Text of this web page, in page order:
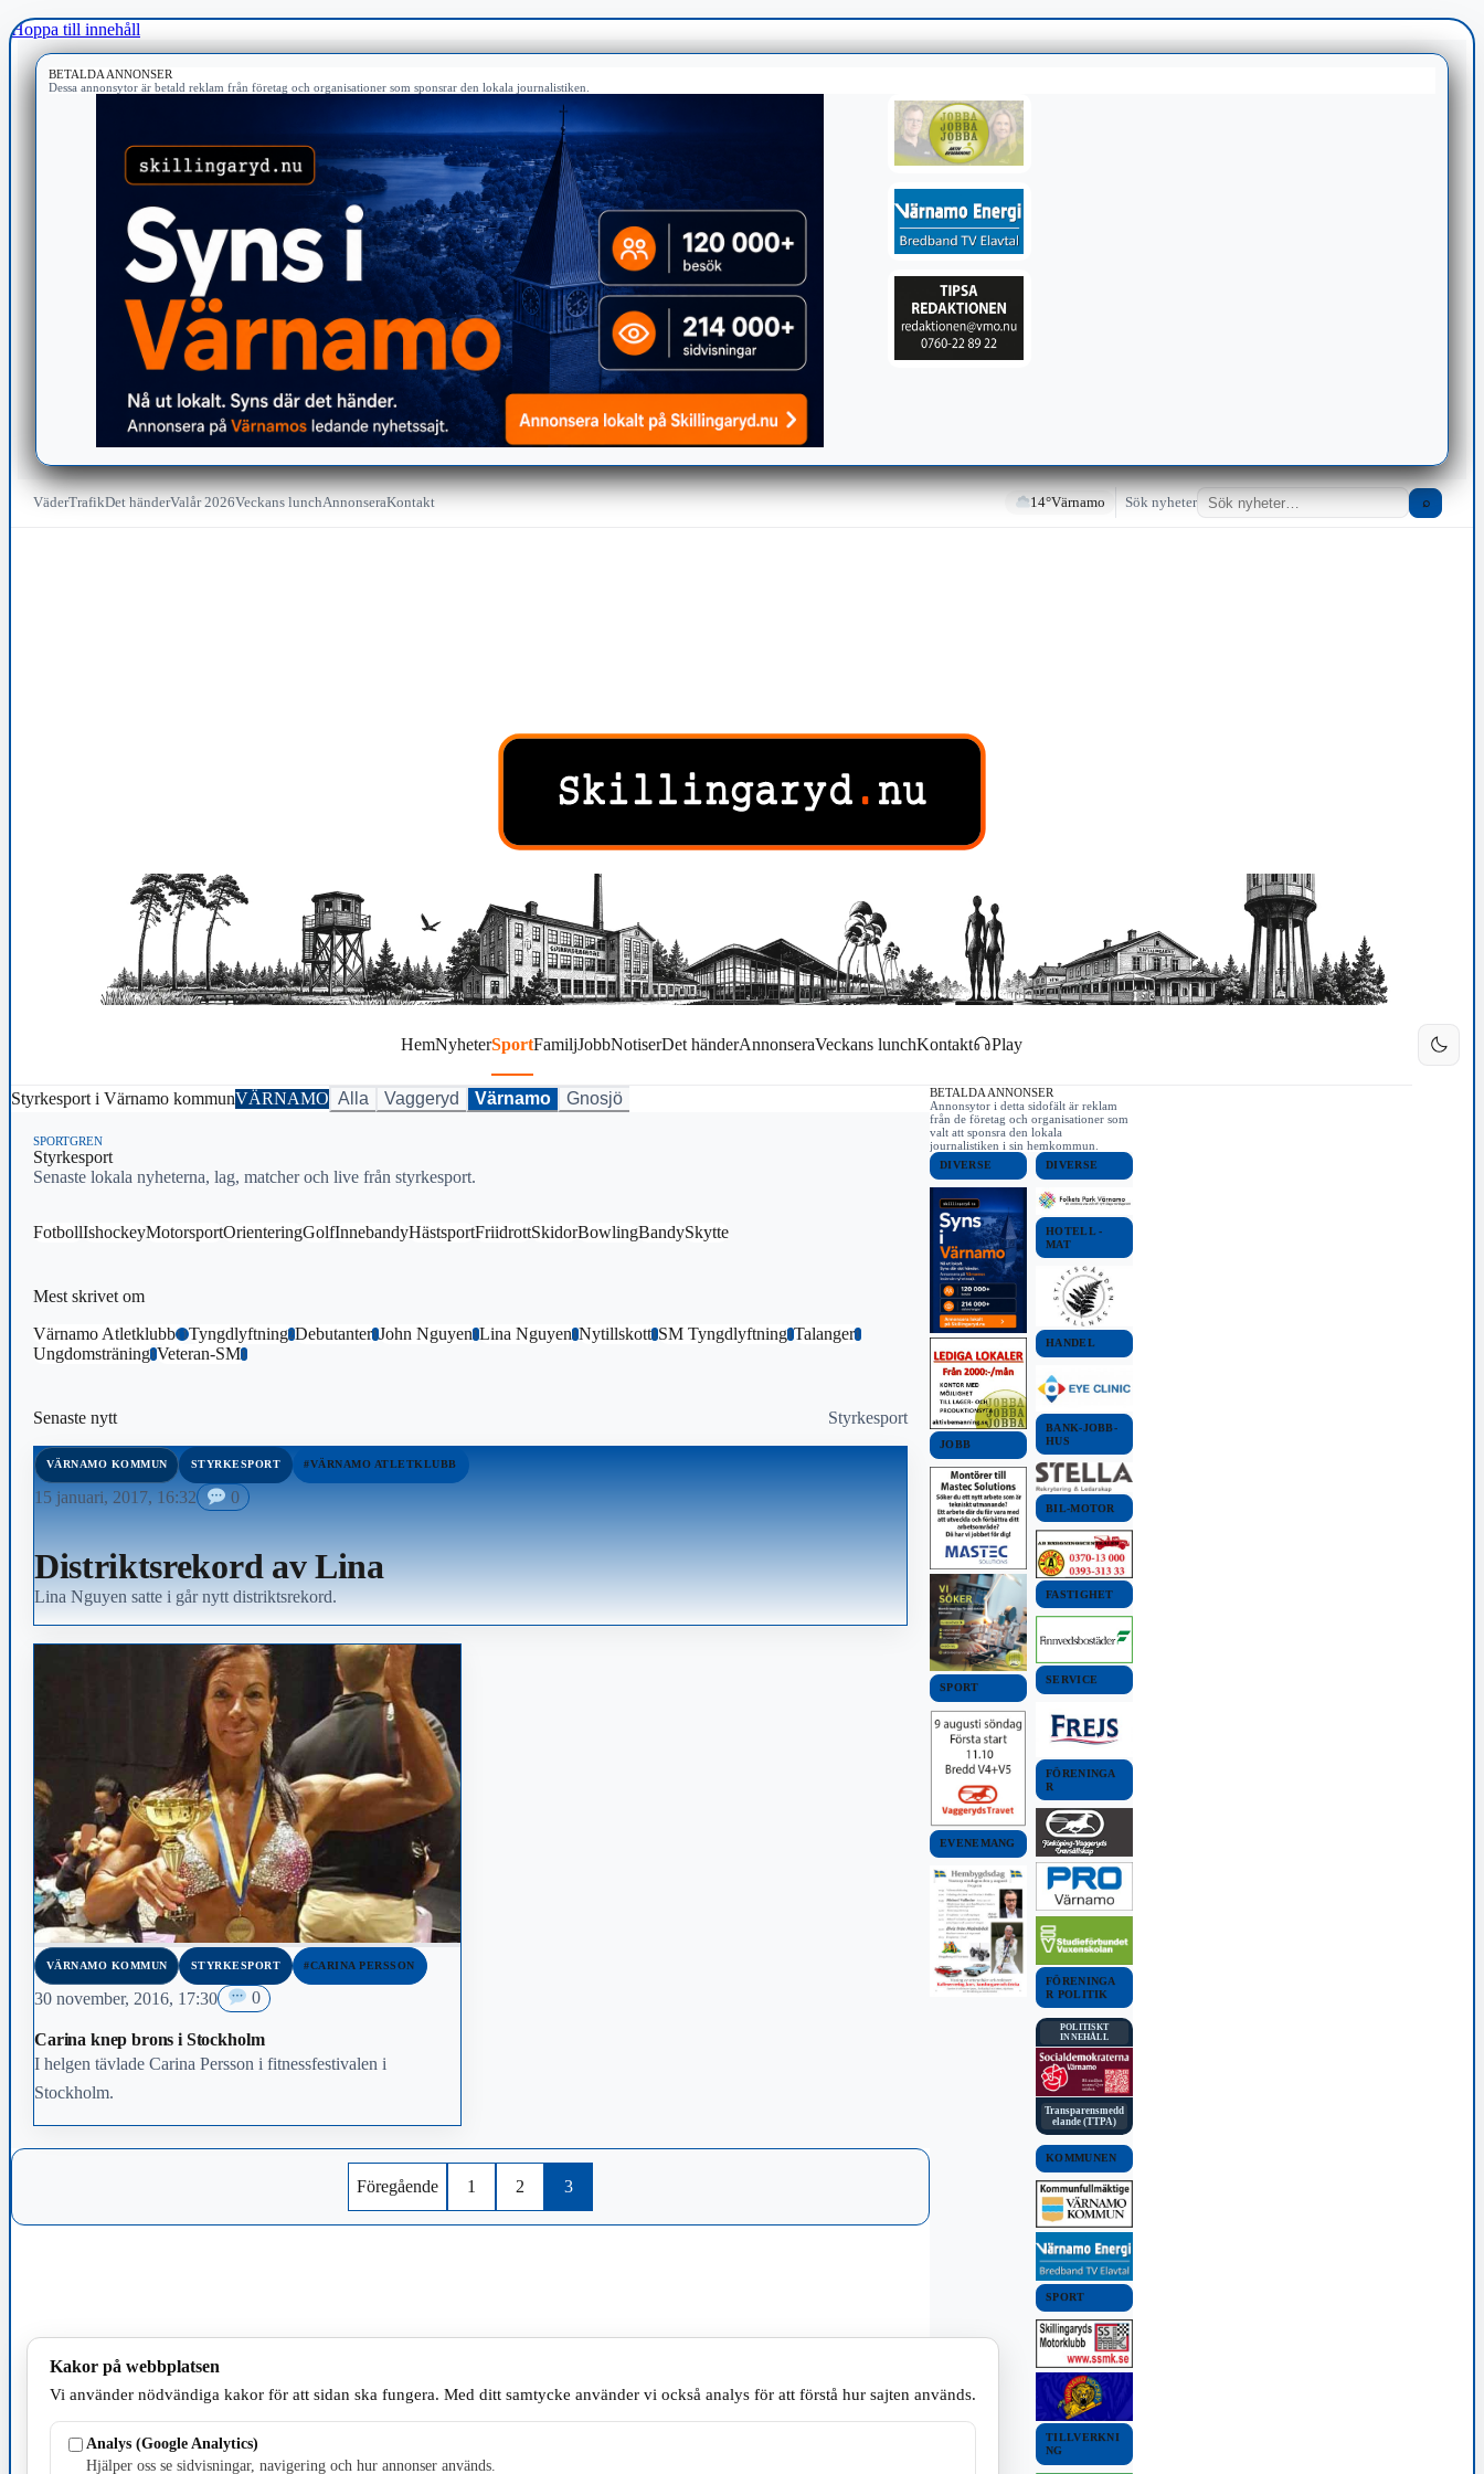
Hoppa till innehåll
BETALDA ANNONSER
Dessa annonsytor är betald reklam från företag och organisationer som sponsrar den lokala journalistiken.
VäderTrafikDet händerValår 2026Veckans lunchAnnonseraKontakt 14°Värnamo Sök nyheter ⌕
HemNyheterSportFamiljJobbNotiserDet händerAnnonseraVeckans lunchKontakt Play
Styrkesport i Värnamo kommunVÄRNAMO Alla Vaggeryd Värnamo Gnosjö
SPORTGREN
Styrkesport
Senaste lokala nyheterna, lag, matcher och live från styrkesport.
FotbollIshockeyMotorsportOrienteringGolfInnebandyHästsportFriidrottSkidorBowlingBandySkytte
Mest skrivet om
Värnamo Atletklubb11Tyngdlyftning2Debutanter1John Nguyen1Lina Nguyen1Nytillskott1SM Tyngdlyftning1Talanger1
Ungdomsträning1Veteran-SM1
Senaste nytt Styrkesport
VÄRNAMO KOMMUN STYRKESPORT #VÄRNAMO ATLETKLUBB
15 januari, 2017, 16:32 0
Distriktsrekord av Lina
Lina Nguyen satte i går nytt distriktsrekord.
VÄRNAMO KOMMUN STYRKESPORT #CARINA PERSSON
30 november, 2016, 17:30 0
Carina knep brons i Stockholm
I helgen tävlade Carina Persson i fitnessfestivalen i
Stockholm.
Föregående 1 2 3
BETALDA ANNONSER
Annonsytor i detta sidofält är reklam
från de företag och organisationer som
valt att sponsra den lokala
journalistiken i sin hemkommun.
DIVERSE
JOBB
SPORT
EVENEMANG
DIVERSE
HOTELL -
MAT
HANDEL
BANK-JOBB-
HUS
BIL-MOTOR
FASTIGHET
SERVICE
FÖRENINGA
R
FÖRENINGA
R POLITIK
POLITISKT
INNEHÅLL
Transparensmedd
elande (TTPA)
KOMMUNEN
SPORT
TILLVERKNI
NG
Kakor på webbplatsen
Vi använder nödvändiga kakor för att sidan ska fungera. Med ditt samtycke använder vi också analys för att förstå hur sajten används.
Analys (Google Analytics)
Hjälper oss se sidvisningar, navigering och hur annonser används.